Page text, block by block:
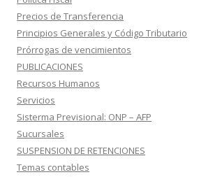
Precios de Transferencia
Principios Generales y Código Tributario
Prórrogas de vencimientos
PUBLICACIONES
Recursos Humanos
Servicios
Sisterma Previsional: ONP – AFP
Sucursales
SUSPENSION DE RETENCIONES
Temas contables